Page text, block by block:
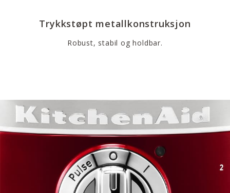
Trykkstøpt metallkonstruksjon
Robust, stabil og holdbar.